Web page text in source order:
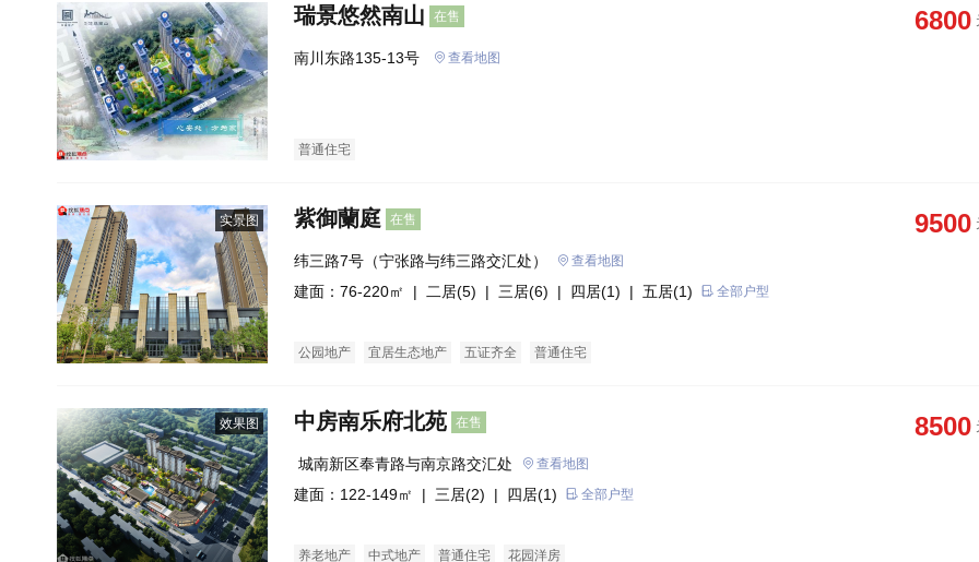
瑞景悠然南山 在售 6800
查看地图
普通住宅
实景图 紫御蘭庭 在售 9500
纬三路7号（宁张路与纬三路交汇处） 查看地图
建面：76-220㎡ | 二居(5) | 三居(6) | 四居(1) | 五居(1) 全部户型
公园地产 宜居生态地产 五证齐全 普通住宅
效果图 中房南乐府北苑 在售 8500
城南新区奉青路与南京路交汇处 查看地图
建面：122-149㎡ | 三居(2) | 四居(1) 全部户型
养老地产 中式地产 普通住宅 花园洋房